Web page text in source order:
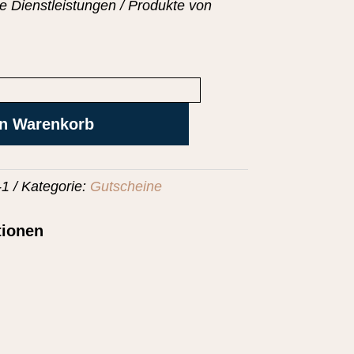
Dienstleistungen / Produkte von
Warenkorb
Kategorie: Gutscheine